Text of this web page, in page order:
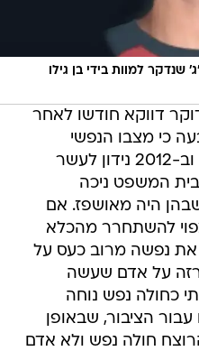
שנדקר למוות בידי בן גילו
דווקא חודשו לאחר
כי מצבו הנפשי
השתפר. הוא הודה בהריגה וב-2012 נידון לעשר
המשפט ניכה
היה מאושפז. אם
להשתחרר מהכלא
את נפשה מרוב כעס על
על אדם שעשה
כחולה נפש נוחה
הציבור, שבאופן
חולה נפש ולא אדם